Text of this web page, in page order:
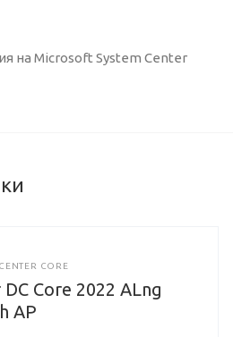
на Microsoft System Center
CORE
Core 2022 ALng
AP